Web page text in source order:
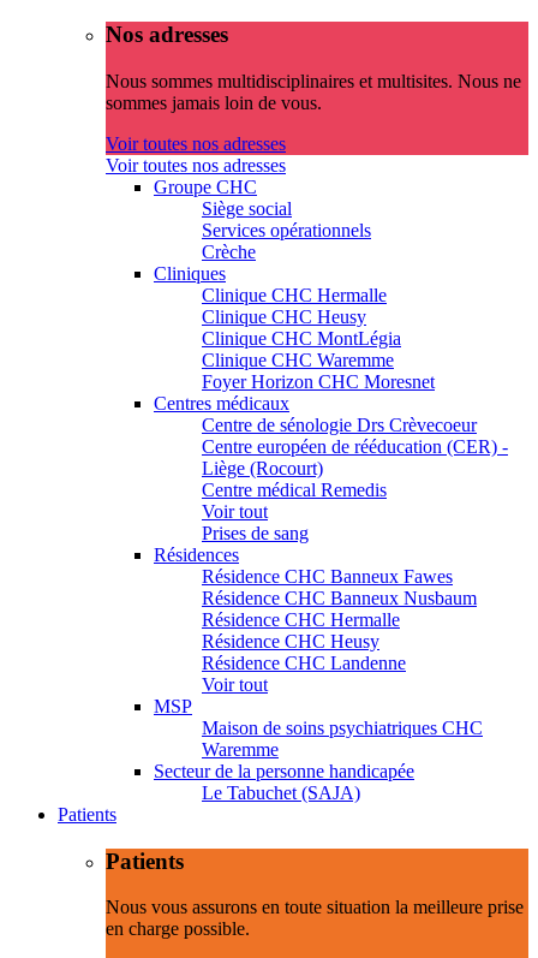
Nos adresses
Nous sommes multidisciplinaires et multisites. Nous ne
sommes jamais loin de vous.
Voir toutes nos adresses
Voir toutes nos adresses
Groupe CHC
Siège social
Services opérationnels
Crèche
Cliniques
Clinique CHC Hermalle
Clinique CHC Heusy
Clinique CHC MontLégia
Clinique CHC Waremme
Foyer Horizon CHC Moresnet
Centres médicaux
Centre de sénologie Drs Crèvecoeur
Centre européen de rééducation (CER) -
Liège (Rocourt)
Centre médical Remedis
Voir tout
Prises de sang
Résidences
Résidence CHC Banneux Fawes
Résidence CHC Banneux Nusbaum
Résidence CHC Hermalle
Résidence CHC Heusy
Résidence CHC Landenne
Voir tout
MSP
Maison de soins psychiatriques CHC
Waremme
Secteur de la personne handicapée
Le Tabuchet (SAJA)
Patients
Patients
Nous vous assurons en toute situation la meilleure prise
en charge possible.